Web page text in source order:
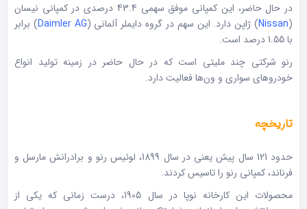
در حال حاضر، این کمپانی موفق سهمی 43.4 درصدی در کمپانی نیسان
(
Nissan) ژاپن دارد. این سهم در گروه دایملر آلمانی (Daimler AG) برابر
با 1.55 درصد است.
رنو شرکتی چند ملیتی است که در حال حاضر در زمینه تولید انواع
خودروهای سواری و ون‌ها فعالیت‌ دارد.
تاریخچه
حدود 121 سال پیش یعنی در سال 1899، لوئیس رنو و برادرانش مارسل و
فرناند، کمپانی رنو را تاسیس کردند.
محصولات این کارخانه نوپا در سال 1905، درست زمانی که یکی از